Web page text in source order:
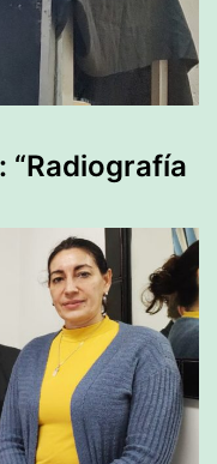
“Radiografía